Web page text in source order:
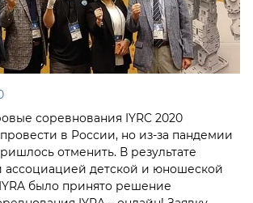
соревнования IYRC 2020
в России, но из-за пандемии
отменить. В результате
детской и юношеской
было принято решение